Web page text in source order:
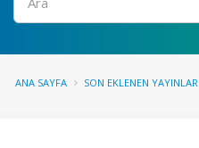
ANA SAYFA SON EKLENEN YAYINLAR